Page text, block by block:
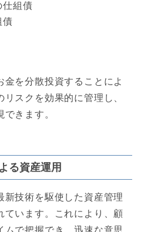
仕組債
債
金を分散投資することによ
スクを効果的に管理し、
きます。
る資産運用
新技術を駆使した資産管理
ています。これにより、顧
ムで把握でき、迅速な意思